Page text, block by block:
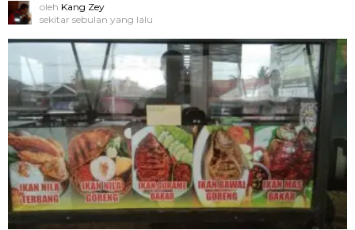
oleh Kang Zey
sekitar sebulan yang lalu